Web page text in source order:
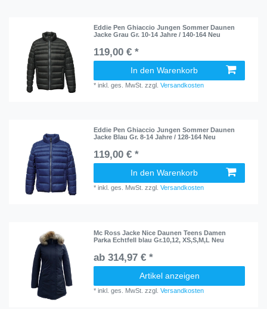
Eddie Pen Ghiaccio Jungen Sommer Daunen
Jacke Grau Gr. 10-14 Jahre / 140-164 Neu
119,00 € *
In den Warenkorb
*inkl. ges. MwSt. zzgl.Versandkosten
Eddie Pen Ghiaccio Jungen Sommer Daunen
Jacke Blau Gr. 8-14 Jahre / 128-164 Neu
119,00 € *
In den Warenkorb
*inkl. ges. MwSt. zzgl.Versandkosten
Mc Ross Jacke Nice Daunen Teens Damen
Parka Echtfell blau Gr.10,12, XS,S,M,L Neu
ab 314,97 € *
Artikel anzeigen
*inkl. ges. MwSt. zzgl.Versandkosten